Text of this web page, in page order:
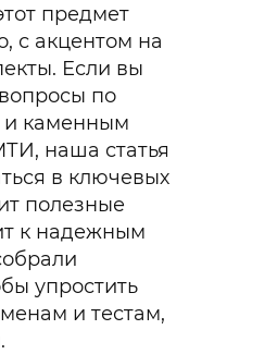
предмет
с акцентом на
Если вы
по
каменным
наша статья
в ключевых
полезные
к надежным
упростить
и тестам,